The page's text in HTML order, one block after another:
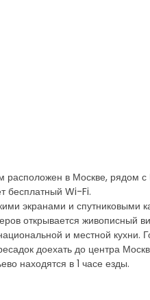
в Москве, рядом
бесплатный Wi-Fi.
экранами и спутниковыми
открывается живописный
и местной кухни.
доехать до центра
находятся в 1 часе езды.